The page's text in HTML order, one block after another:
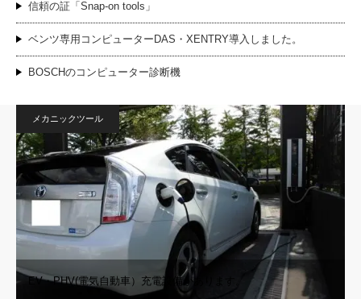
信頼の証「Snap-on tools」
ベンツ専用コンピューターDAS・XENTRY導入しました。
BOSCHのコンピューター診断機
メカニックツール
EV・PHV(電気自動車）充電設備があります。